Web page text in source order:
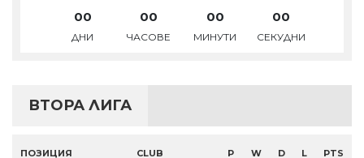
00
ДНИ
00
ЧАСОВЕ
00
МИНУТИ
00
СЕКУДНИ
ВТОРА ЛИГА
ПОЗИЦИЯ CLUB P W D L PTS